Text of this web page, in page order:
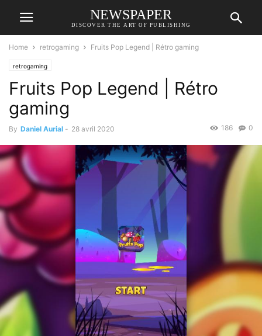
NEWSPAPER
DISCOVER THE ART OF PUBLISHING
Home retrogaming Fruits Pop Legend | Rétro gaming
retrogaming
Fruits Pop Legend | Rétro
gaming
By Daniel Aurial - 28 avril 2020 0
186